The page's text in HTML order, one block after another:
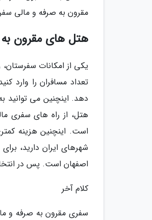
مقرون به صرفه و مالی
هتل های مقرون
یکی از امکانات
تعداد مسافران را وارد
دهد. اینچنین می توانید
هتل، از راه های سفری
است. اینچنین هزینه
شهرهای ایران دارید،
اصفهان است. پس در
کلام آخر
سفری مقرون به صرفه و